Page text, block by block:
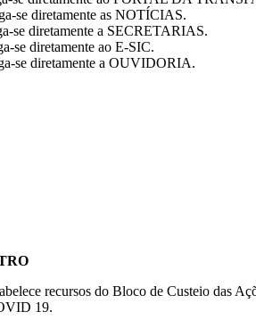
se diretamente as NOTÍCIAS.
se diretamente a SECRETARIAS.
se diretamente ao E-SIC.
se diretamente a OUVIDORIA.
recursos do Bloco de Custeio das
19.